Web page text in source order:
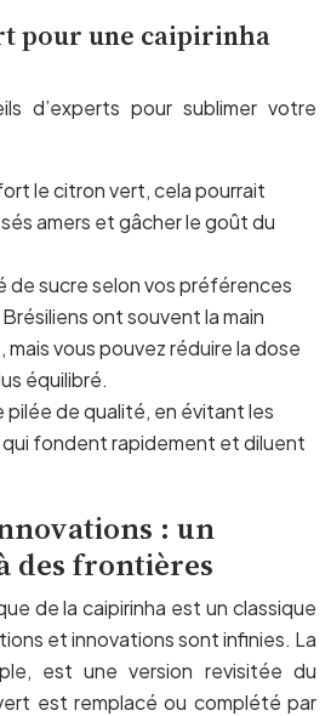
pour une caipirinha
d’experts pour sublimer votre
le citron vert, cela pourrait
amers et gâcher le goût du
de sucre selon vos préférences
ont souvent la main
mais vous pouvez réduire la dose
équilibré.
pilée de qualité, en évitant les
fondent rapidement et diluent
: un
des frontières
de la caipirinha est un classique
et innovations sont infinies. La
est une version revisitée du
est remplacé ou complété par